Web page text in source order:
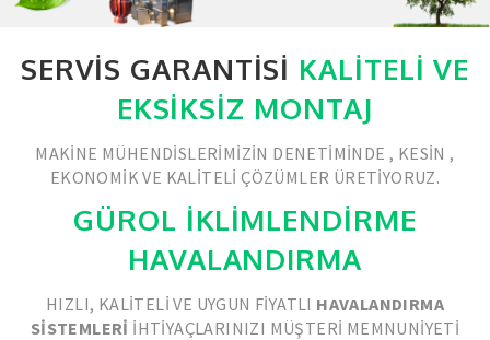
SERVIS GARANTISI KALITELI VE
EKSIKSIZ MONTAJ
MAKINE MÜHENDISLERIMIZIN DENETIMINDE , KESIN ,
EKONOMIK VE KALITELI ÇÖZÜMLER ÜRETIYORUZ.
GÜROL İKLİMLENDİRME
HAVALANDIRMA
HIZLI, KALITELI VE UYGUN FIYATLI HAVALANDIRMA
SISTEMLERI IHTIYAÇLARINIZI MÜŞTERI MEMNUNIYETI